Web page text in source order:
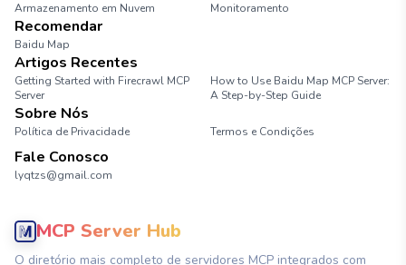
Armazenamento em Nuvem
Monitoramento
Recomendar
Baidu Map
Artigos Recentes
Getting Started with Firecrawl MCP
Server
How to Use Baidu Map MCP Server:
A Step-by-Step Guide
Sobre Nós
Política de Privacidade Termos e Condições
Fale Conosco
lyqtzs@gmail.com
MCP Server Hub
O diretório mais completo de servidores MCP integrados com